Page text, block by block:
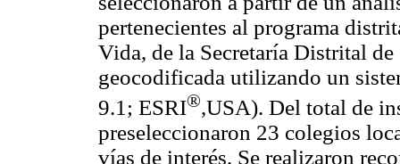
pertenecientes al programa
Vida, de la Secretaría Distrital
geocodificada utilizando un
9.1; ESRI®,USA). Del total de
preseleccionaron 23 colegios
vías de interés. Se realizaron